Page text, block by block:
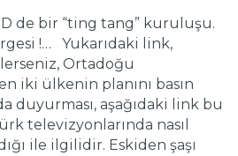
de bir “ting tang” kuruluşu.
!… Yukarıdaki link,
Ortadoğu
iki ülkenin planını basın
duyurması, aşağıdaki link bu
televizyonlarında nasıl
ile ilgilidir. Eskiden şaşı